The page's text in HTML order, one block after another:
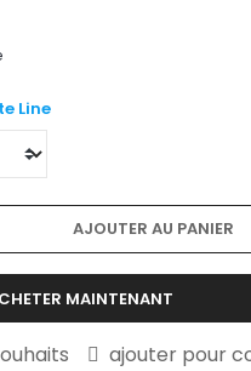
Line
AJOUTER AU PANIER
MAINTENANT
ajouter pour